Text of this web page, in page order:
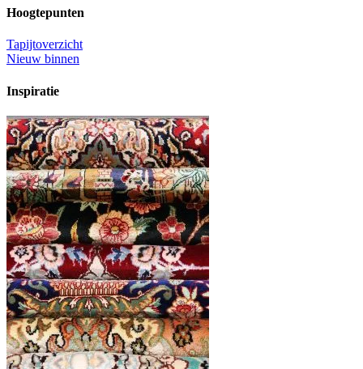
Hoogtepunten
Tapijtoverzicht
Nieuw binnen
Inspiratie